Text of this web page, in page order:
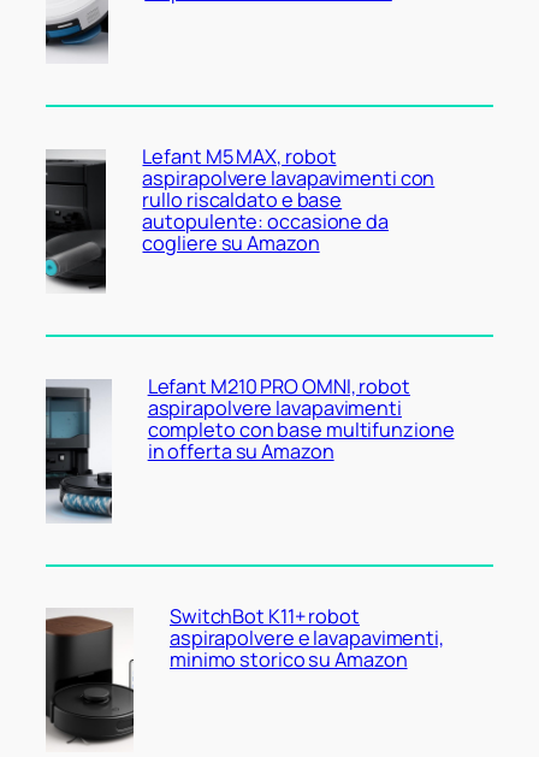
Lefant M5 MAX, robot
aspirapolvere lavapavimenti con
rullo riscaldato e base
autopulente: occasione da
cogliere su Amazon
Lefant M210 PRO OMNI, robot
aspirapolvere lavapavimenti
completo con base multifunzione
in offerta su Amazon
SwitchBot K11+ robot
aspirapolvere e lavapavimenti,
minimo storico su Amazon